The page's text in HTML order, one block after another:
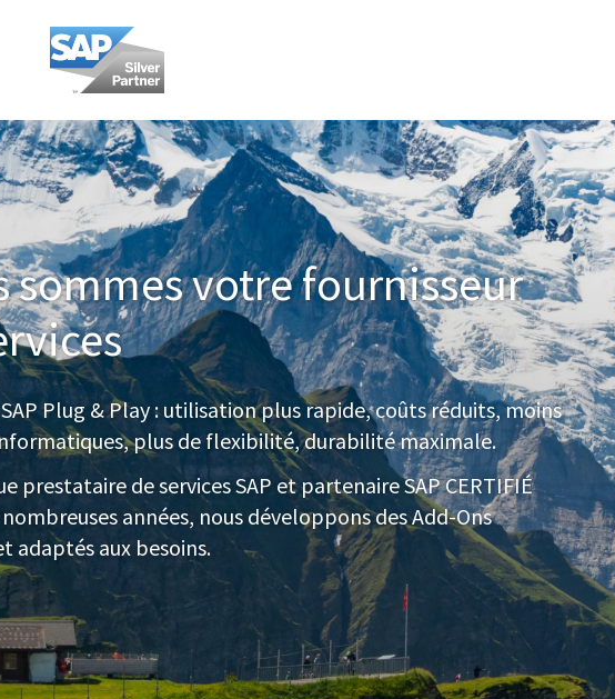
cos-
33.com
sommes votre fournisseur
Plug & Play : utilisation plus rapide, coûts réduits, moins
plus de flexibilité, durabilité maximale.
prestataire de services SAP et partenaire SAP CERTIFIÉ
années, nous développons des Add-Ons
adaptés aux besoins.